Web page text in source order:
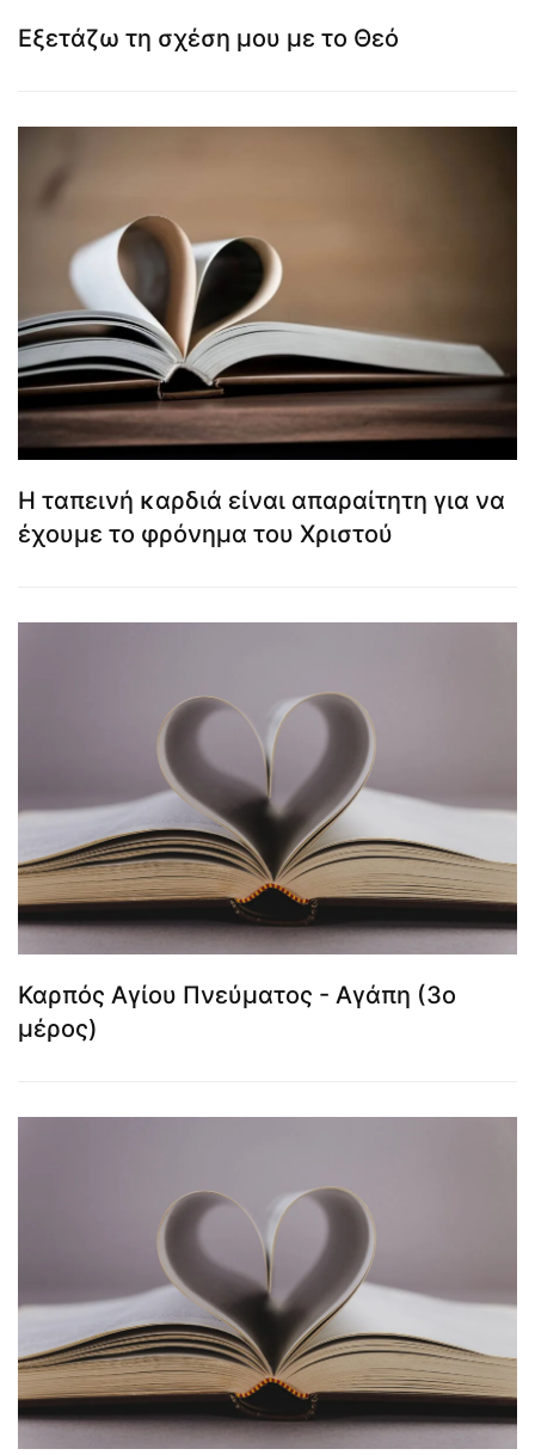
Εξετάζω τη σχέση μου με το Θεό
Η ταπεινή καρδιά είναι απαραίτητη για να
έχουμε το φρόνημα του Χριστού
Καρπός Αγίου Πνεύματος - Αγάπη (3ο
μέρος)